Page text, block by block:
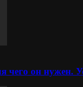
чего он нужен.